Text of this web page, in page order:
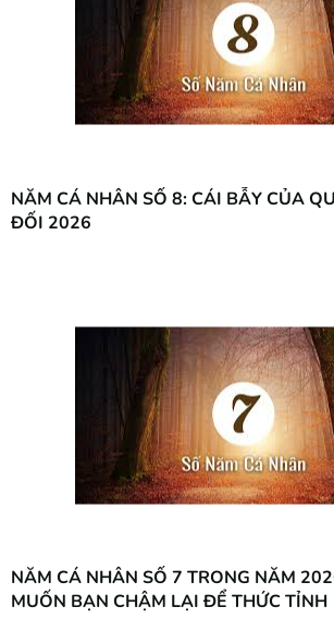
NĂM CÁ NHÂN SỐ 8: CÁI BẪY CỦA
ĐỐI 2026
NĂM CÁ NHÂN SỐ 7 TRONG NĂM
MUỐN BẠN CHẬM LẠI ĐỂ THỨC TỈNH